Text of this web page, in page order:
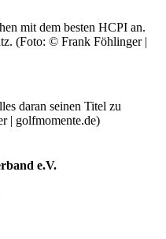
mit dem besten HCPI an.
(Foto: © Frank Föhlinger |
daran seinen Titel zu
| golfmomente.de)
e.V.